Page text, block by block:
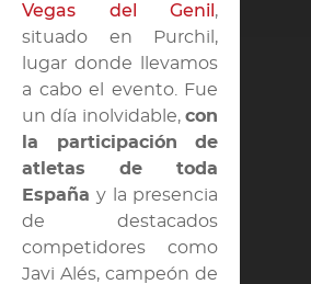
Vegas del Genil ,
situado en Purchil,
lugar donde llevamos
a cabo el evento. Fue
un día inolvidable,con
la participación de
atletas de toda
España y la presencia
de destacados
competidores como
Javi Alés, campeón de